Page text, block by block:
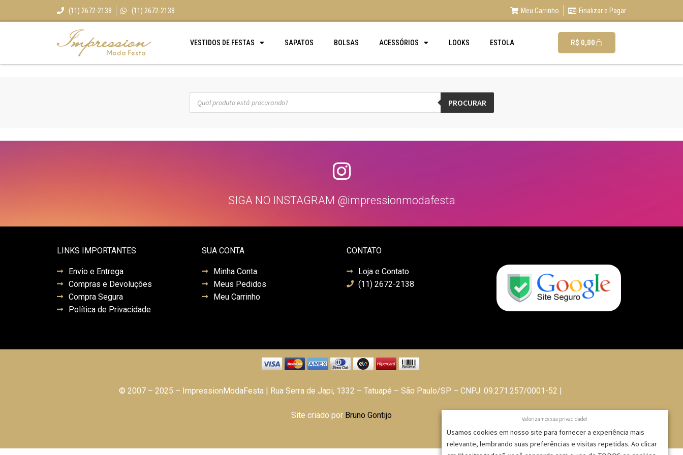
(11) 2672-2138 (11) 2672-2138 Meu Carrinho Finalizar e Pagar
VESTIDOS DE FESTAS SAPATOS BOLSAS ACESSÓRIOS LOOKS ESTOLA R$ 0,00
PROCURAR
SIGA NO INSTAGRAM @impressionmodafesta
LINKS IMPORTANTES
Envio e Entrega
Compras e Devoluções
Compra Segura
Política de Privacidade
SUA CONTA
Minha Conta
Meus Pedidos
Meu Carrinho
CONTATO
Loja e Contato
(11) 2672-2138
© 2007 – 2025 – ImpressionModaFesta | Rua Serra de Japi, 1332 – Tatuapé – São Paulo/SP – CNPJ: 09.271.257/0001-52 |
Site criado por Bruno Gontijo Valorizamos sua privacidade!
Usamos cookies em nosso site para fornecer a experiência mais
relevante, lembrando suas preferências e visitas repetidas. Ao clicar